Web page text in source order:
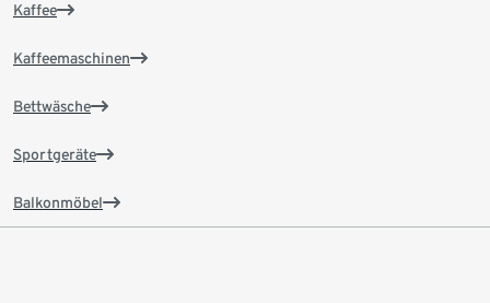
Kaffee
Kaffeemaschinen
Bettwäsche
Sportgeräte
Balkonmöbel